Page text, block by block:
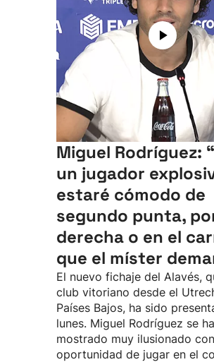
Miguel Rodríguez:
un jugador
estaré cómodo de
segundo punta,
derecha o en el
que el míster
El nuevo fichaje del Alavés,
club vitoriano desde el
Países Bajos, ha sido
lunes. Miguel Rodríguez se ha
mostrado muy ilusionado
oportunidad de jugar en el